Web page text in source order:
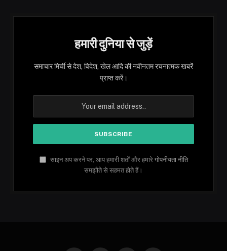
हमारी दुनिया से जुड़ें
समाचार मिर्ची से देश, विदेश, खेल आदि की नवीनतम रचनात्मक खबरें
प्राप्त करें।
साइन अप करने पर, आप हमारी शर्तों और हमारे गोपनीयता नीति
समझौते से सहमत होते हैं।